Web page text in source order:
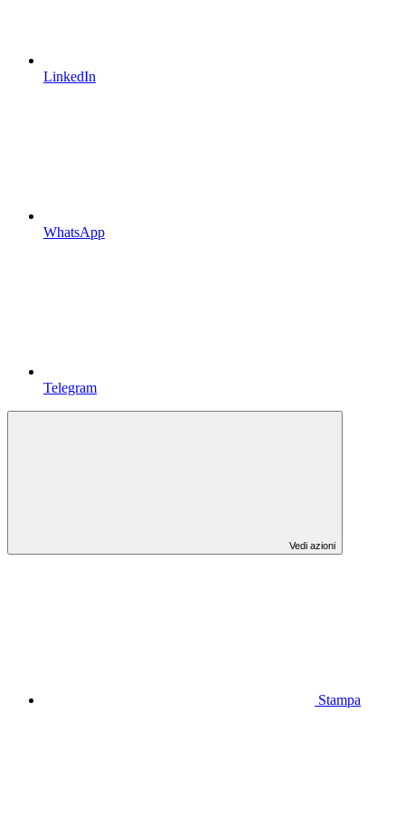
LinkedIn
WhatsApp
Telegram
Vedi azioni
Stampa